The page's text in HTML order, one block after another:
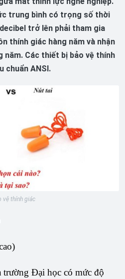
trung bình có trọng số thời
trở lên phải tham gia
thính giác hàng năm và nhận
Các thiết bị bảo vệ thính
chuẩn ANSI.
vệ thính giác
trường Đại học có mức độ